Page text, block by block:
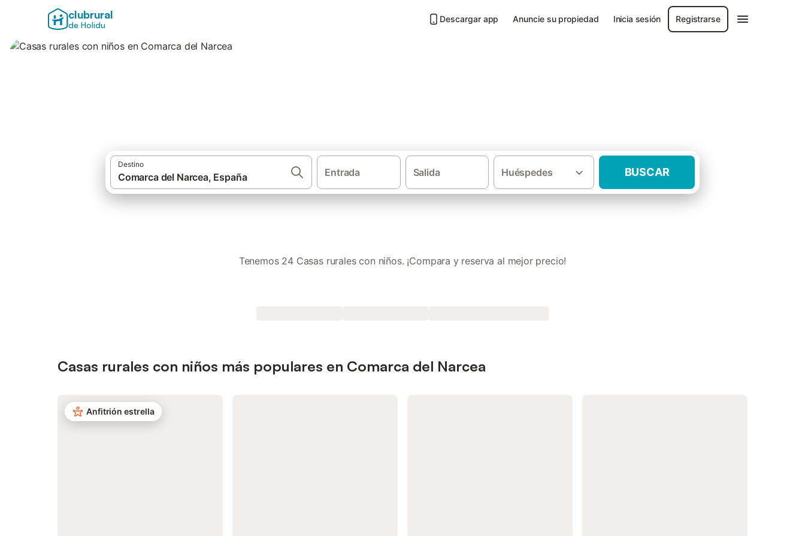
clubrural
de Holidu
Descargar app Anuncie su propiedad Inicia sesión Registrarse
Destino
Entrada Salida Huéspedes BUSCAR
Tenemos 24 Casas rurales con niños. ¡Compara y reserva al mejor precio!
Casas rurales con niños más populares en Comarca del Narcea
Anfitrión estrella